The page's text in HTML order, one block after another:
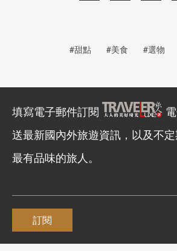
#甜點 #美食 #選物
填寫電子郵件訂閱
送最新國內外旅遊資訊，以及不
最有品味的旅人。
訂閱